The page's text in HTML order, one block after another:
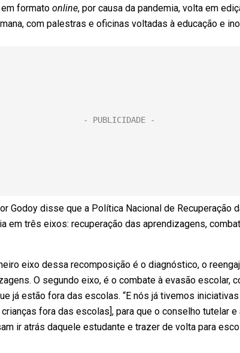
formato online, por causa da pandemia, volta em
com palestras e oficinas voltadas à educação e
Godoy disse que a Política Nacional de Recuperação
em três eixos: recuperação das aprendizagens,
eixo dessa recomposição é o diagnóstico, o
O segundo eixo, é o combate à evasão escolar,
já estão fora das escolas. “E nós já tivemos
fora das escolas], para que o conselho tutelar
ir atrás daquele estudante e trazer de volta para